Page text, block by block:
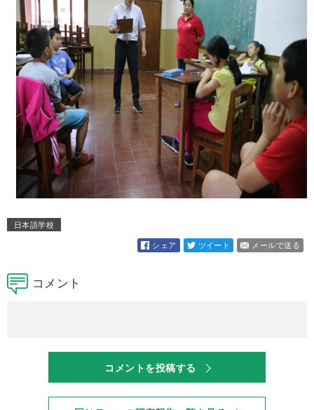
日本語学校
シェア
ツイート メールで送る
コメント
コメントを投稿する